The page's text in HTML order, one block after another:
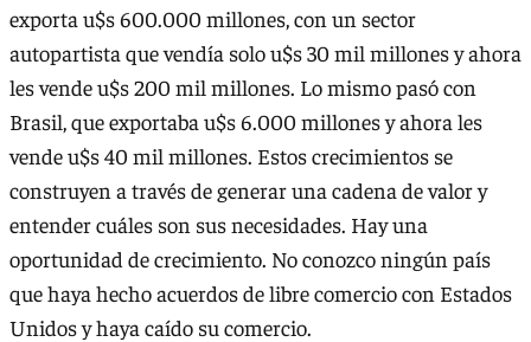
exporta u$s 600.000 millones, con un sector
autopartista que vendía solo u$s 30 mil millones y ahora
les vende u$s 200 mil millones. Lo mismo pasó con
Brasil, que exportaba u$s 6.000 millones y ahora les
vende u$s 40 mil millones. Estos crecimientos se
construyen a través de generar una cadena de valor y
entender cuáles son sus necesidades. Hay una
oportunidad de crecimiento. No conozco ningún país
que haya hecho acuerdos de libre comercio con Estados
Unidos y haya caído su comercio.